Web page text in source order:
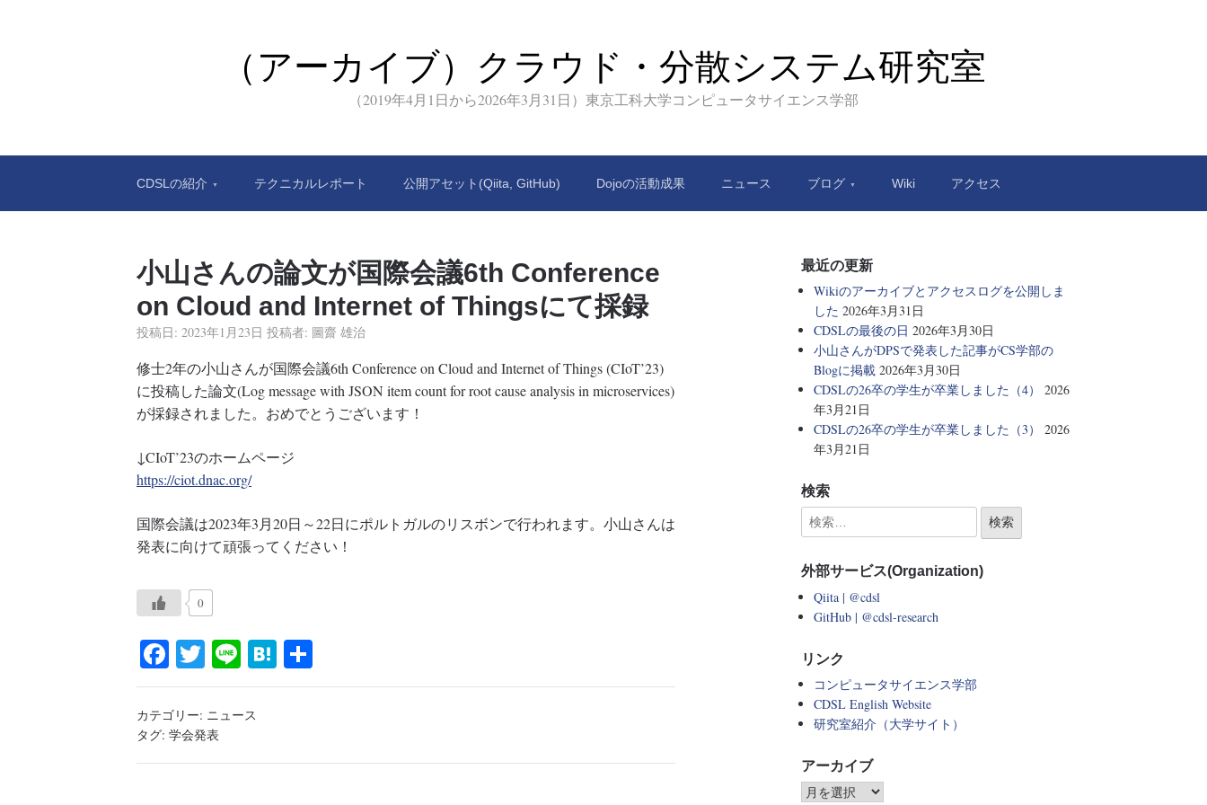
（アーカイブ）クラウド・分散システム研究室
（2019年4月1日から2026年3月31日）東京工科大学コンピュータサイエンス学部
CDSLの紹介 テクニカルレポート 公開アセット(Qiita, GitHub) Dojoの活動成果 ニュース ブログ Wiki アクセス
小山さんの論文が国際会議6th Conference
on Cloud and Internet of Thingsにて採録
投稿日: 2023年1月23日 投稿者: 圖齋 雄治
修士2年の小山さんが国際会議6th Conference on Cloud and Internet of Things (CIoT’23)
に投稿した論文(Log message with JSON item count for root cause analysis in microservices)
が採録されました。おめでとうございます！
↓CIoT’23のホームページ
https://ciot.dnac.org/
国際会議は2023年3月20日～22日にポルトガルのリスボンで行われます。小山さんは
発表に向けて頑張ってください！
0
Fa
ce
bo
ok
T
wi
tte
r
Li
ne
H
at 有
カテゴリー: ニュース
タグ: 学会発表
最近の更新
Wikiのアーカイブとアクセスログを公開しま
した 2026年3月31日
CDSLの最後の日 2026年3月30日
小山さんがDPSで発表した記事がCS学部の
Blogに掲載 2026年3月30日
CDSLの26卒の学生が卒業しました（4）
2026
年3月21日
CDSLの26卒の学生が卒業しました（3）
2026
年3月21日
検索
外部サービス(Organization)
Qiita | @cdsl
GitHub | @cdsl-research
リンク
コンピュータサイエンス学部
CDSL English Website
研究室紹介（大学サイト）
アーカイブ